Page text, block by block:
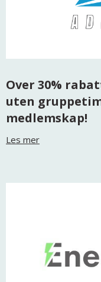
Over 30%
uten
medlemskap!
Les mer